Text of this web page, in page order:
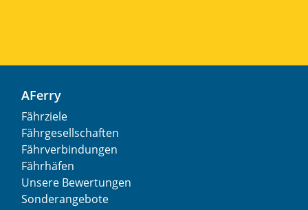
AFerry
Fährziele
Fährgesellschaften
Fährverbindungen
Fährhäfen
Unsere Bewertungen
Sonderangebote